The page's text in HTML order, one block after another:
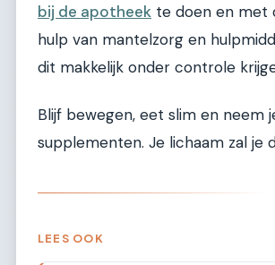
bij de apotheek te doen en met
hulp van mantelzorg en
dit makkelijk onder controle
Blijf bewegen, eet slim en neem
supplementen. Je lichaam zal je
LEES OOK